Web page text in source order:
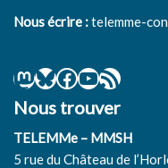
Nous écrire :telemme-
Nous trouver
TELEMMe – MMSH
5 rue du Château de